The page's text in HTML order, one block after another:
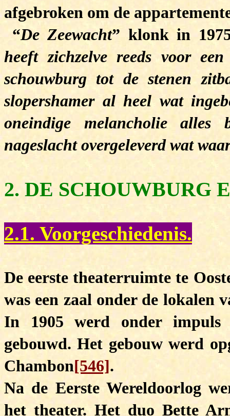
afgebroken om de
“De Zeewacht” klonk in
heeft zichzelve reeds voor
schouwburg tot de stenen
slopershamer al heel wat
oneindige melancholie
nageslacht overgeleverd wat
2. DE SCHOUWBURG
2.1. Voorgeschiedenis.
De eerste theaterruimte te
was een zaal onder de lokalen
In 1905 werd onder
gebouwd. Het gebouw werd
Chambon[546].
Na de Eerste Wereldoorlog
het theater. Het duo Bette